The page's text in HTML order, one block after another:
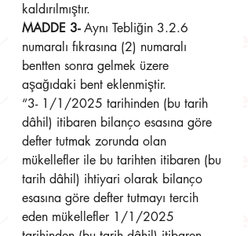
kaldırılmıştır.
MADDE 3- Aynı Tebliğin 3.2.6
numaralı fıkrasına (2) numaralı
bentten sonra gelmek üzere
aşağıdaki bent eklenmiştir.
“3- 1/1/2025 tarihinden (bu tarih
dâhil) itibaren bilanço esasına göre
defter tutmak zorunda olan
mükellefler ile bu tarihten itibaren (bu
tarih dâhil) ihtiyari olarak bilanço
esasına göre defter tutmayı tercih
eden mükellefler 1/1/2025